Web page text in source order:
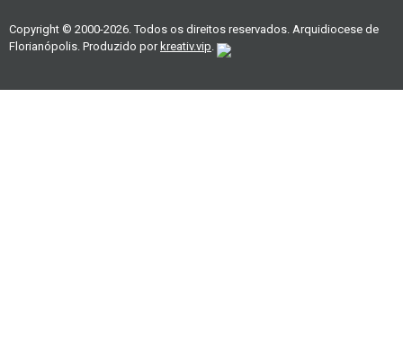
Copyright © 2000-2026. Todos os direitos reservados. Arquidiocese de
Florianópolis. Produzido por kreativ.vip.